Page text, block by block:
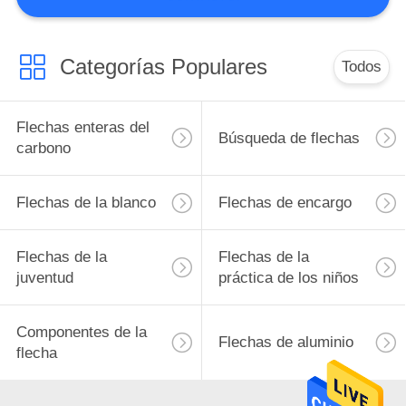
DE
CALIDAD
ÉNTRENOS
EN
CONTACTO
CON
PIDA
UNA
CITA
Flechas de la
blanco
46
Flechas de encargo
11
Categorías Populares Todos
Flechas enteras del
carbono
Búsqueda de flechas
Flechas de la blanco Flechas de encargo
Flechas de la
juventud
Flechas de la
práctica de los niños
Componentes de la
flecha
Flechas de aluminio